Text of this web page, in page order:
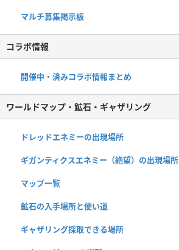
マルチ募集掲示板
コラボ情報
開催中・済みコラボ情報まとめ
ワールドマップ・鉱石・ギャザリング
ドレッドエネミーの出現場所
ギガンティクスエネミー（絶望）の出現場所
マップ一覧
鉱石の入手場所と使い道
ギャザリング採取できる場所